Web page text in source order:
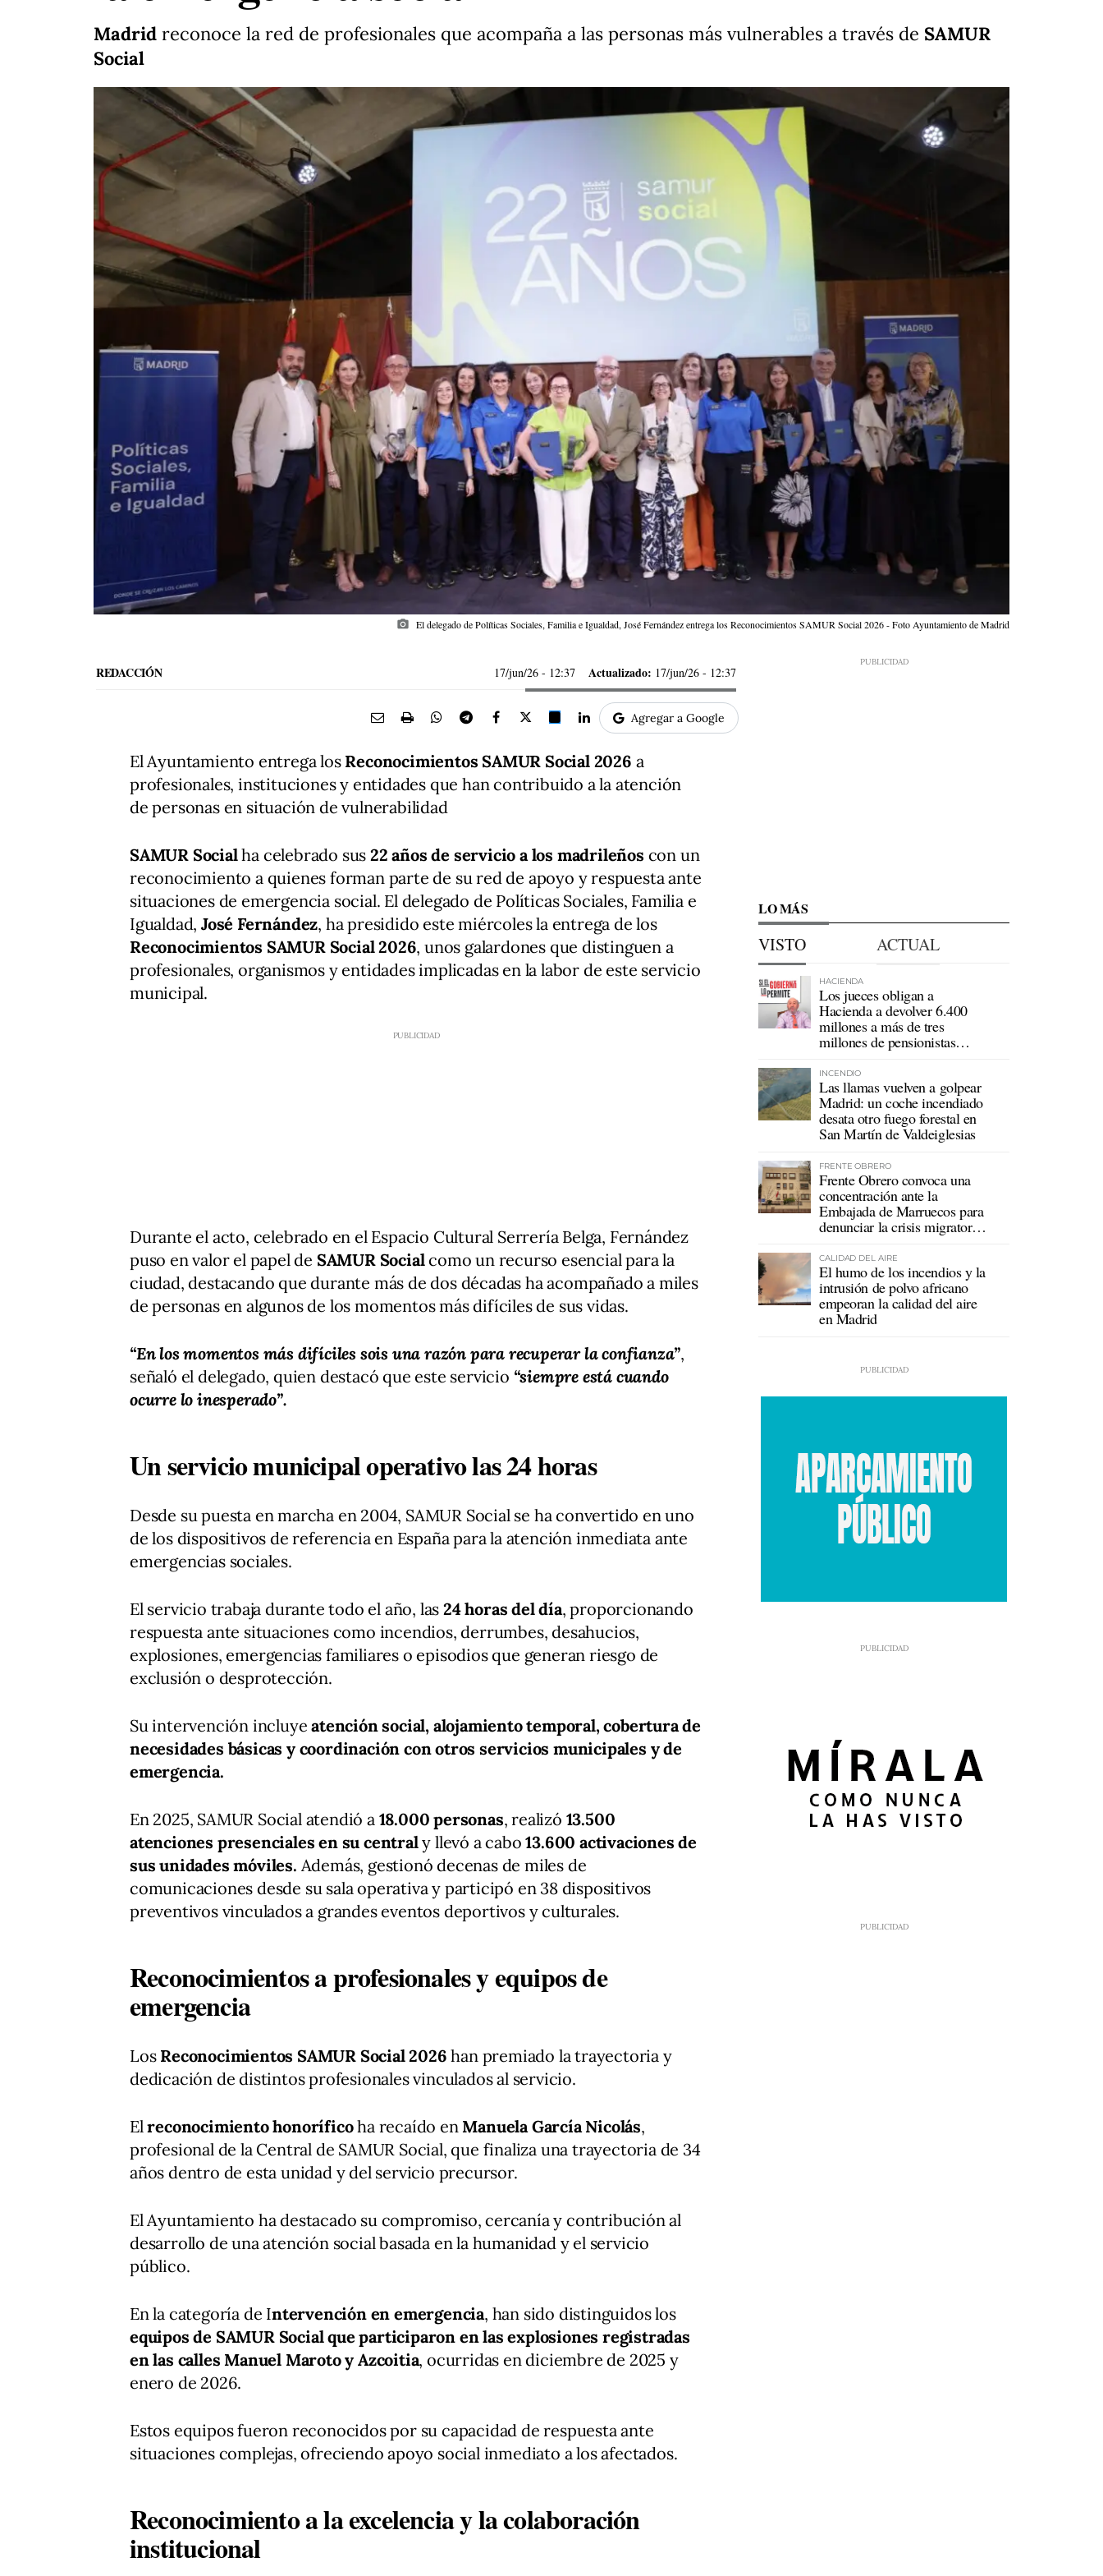
Madrid reconoce la red de profesionales que acompaña a las personas más vulnerables a través de SAMUR
Social
photo_camera El delegado de Políticas Sociales, Familia e Igualdad, José Fernández entrega los Reconocimientos SAMUR Social 2026 - Foto Ayuntamiento de Madrid
REDACCIÓN 17/jun/26 - 12:37 Actualizado: 17/jun/26 - 12:37
Agregar a Google
El Ayuntamiento entrega los Reconocimientos SAMUR Social 2026 a
profesionales, instituciones y entidades que han contribuido a la atención
de personas en situación de vulnerabilidad
SAMUR Socialha celebrado sus22 años de servicio a los madrileños con un
reconocimiento a quienes forman parte de su red de apoyo y respuesta ante
situaciones de emergencia social. El delegado de Políticas Sociales, Familia e
Igualdad,José Fernández, ha presidido este miércoles la entrega de los
Reconocimientos SAMUR Social 2026, unos galardones que distinguen a
profesionales, organismos y entidades implicadas en la labor de este servicio
municipal.
Durante el acto, celebrado en el Espacio Cultural Serrería Belga, Fernández
puso en valor el papel de SAMUR Socialcomo un recurso esencial para la
ciudad, destacando que durante más de dos décadas ha acompañado a miles
de personas en algunos de los momentos más difíciles de sus vidas.
“En los momentos más difíciles sois una razón para recuperar la confianza”,
señaló el delegado, quien destacó que este servicio “siempre está cuando
ocurre lo inesperado”.
Un servicio municipal operativo las 24 horas
Desde su puesta en marcha en 2004, SAMUR Social se ha convertido en uno
de los dispositivos de referencia en España para la atención inmediata ante
emergencias sociales.
El servicio trabaja durante todo el año, las 24 horas del día, proporcionando
respuesta ante situaciones como incendios, derrumbes, desahucios,
explosiones, emergencias familiares o episodios que generan riesgo de
exclusión o desprotección.
Su intervención incluyeatención social, alojamiento temporal, cobertura de
necesidades básicas y coordinación con otros servicios municipales y de
emergencia.
En 2025, SAMUR Social atendió a 18.000 personas, realizó 13.500
atenciones presenciales en su centraly llevó a cabo13.600 activaciones de
sus unidades móviles. Además, gestionó decenas de miles de
comunicaciones desde su sala operativa y participó en 38 dispositivos
preventivos vinculados a grandes eventos deportivos y culturales.
Reconocimientos a profesionales y equipos de
emergencia
Los Reconocimientos SAMUR Social 2026 han premiado la trayectoria y
dedicación de distintos profesionales vinculados al servicio.
Elreconocimiento honoríficoha recaído en Manuela García Nicolás,
profesional de la Central de SAMUR Social, que finaliza una trayectoria de 34
años dentro de esta unidad y del servicio precursor.
El Ayuntamiento ha destacado su compromiso, cercanía y contribución al
desarrollo de una atención social basada en la humanidad y el servicio
público.
En la categoría de Intervención en emergencia, han sido distinguidos los
equipos de SAMUR Social que participaron en las explosiones registradas
en las calles Manuel Maroto y Azcoitia, ocurridas en diciembre de 2025 y
enero de 2026.
Estos equipos fueron reconocidos por su capacidad de respuesta ante
situaciones complejas, ofreciendo apoyo social inmediato a los afectados.
Reconocimiento a la excelencia y la colaboración
institucional
LO MÁS
VISTO ACTUAL
HACIENDA
Los jueces obligan a
Hacienda a devolver 6.400
millones a más de tres
millones de pensionistas
INCENDIO
Las llamas vuelven a golpear
Madrid: un coche incendiado
desata otro fuego forestal en
San Martín de Valdeiglesias
FRENTE OBRERO
Frente Obrero convoca una
concentración ante la
Embajada de Marruecos para
denunciar la crisis migratoria
CALIDAD DEL AIRE
El humo de los incendios y la
intrusión de polvo africano
empeoran la calidad del aire
en Madrid